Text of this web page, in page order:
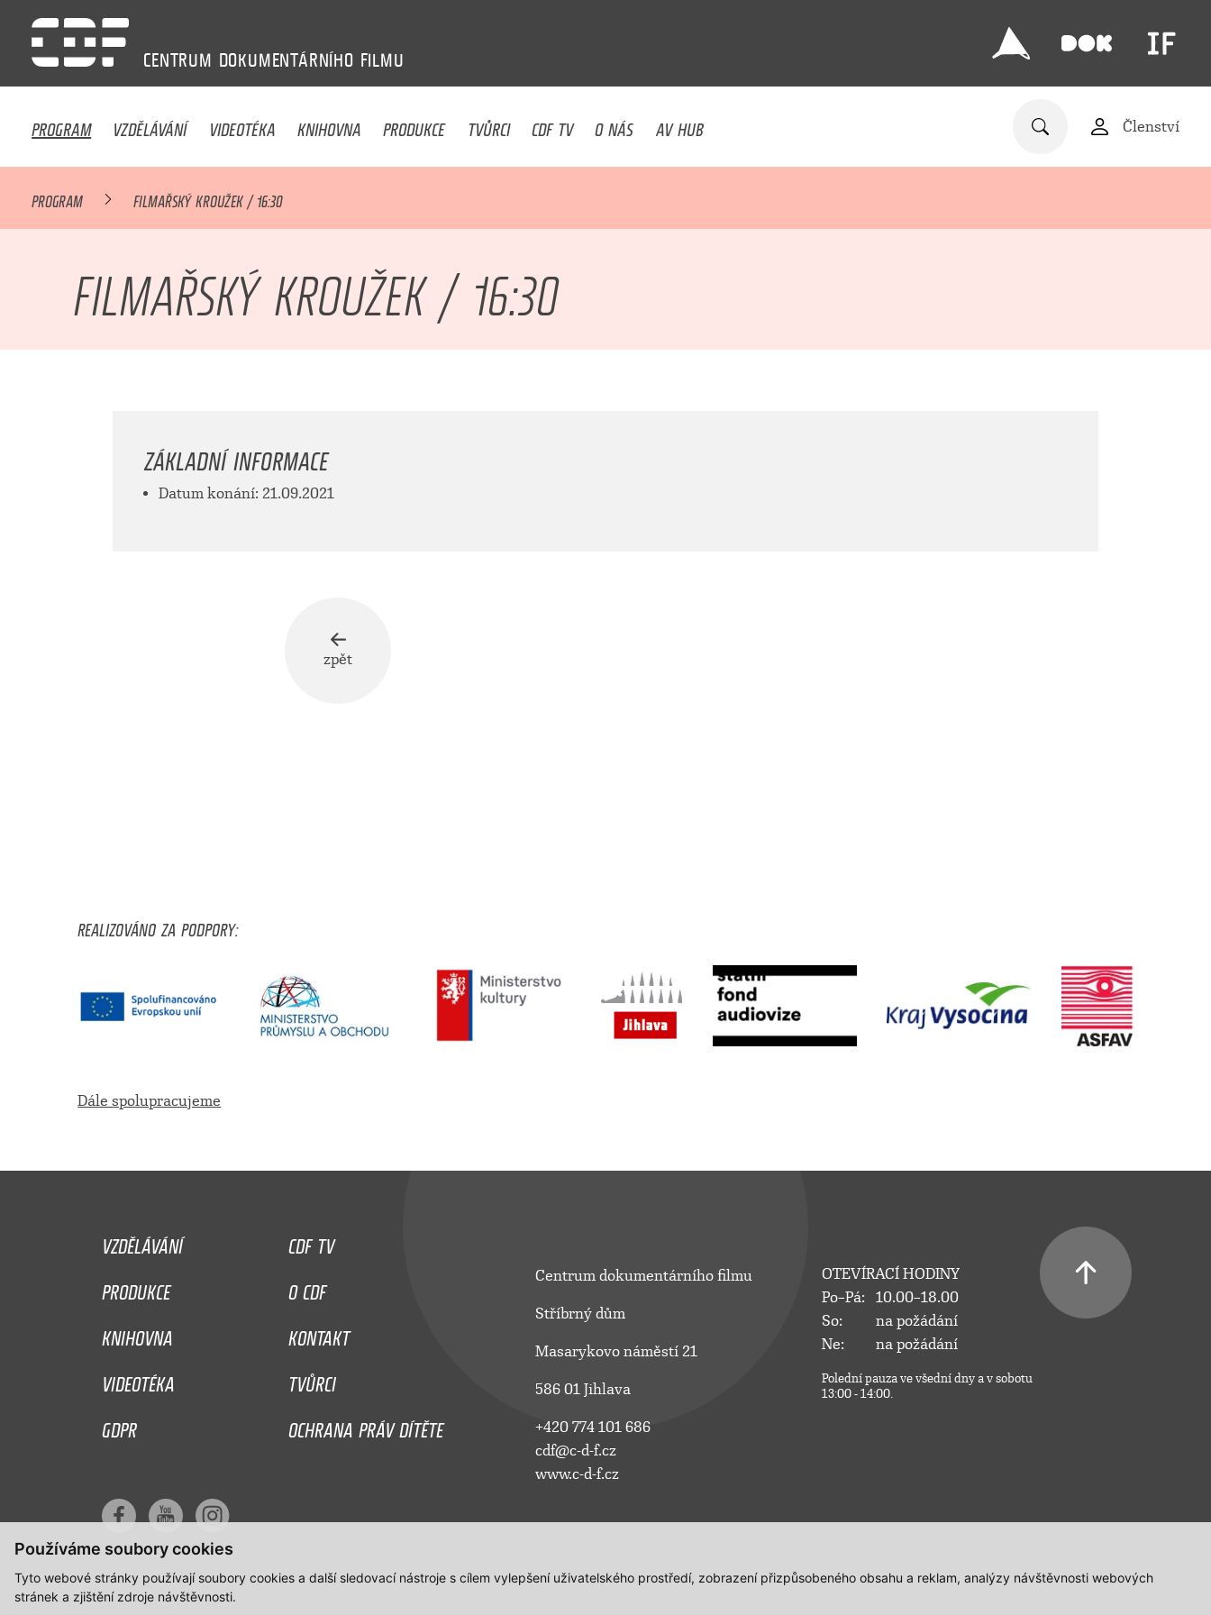
Používáme soubory cookies
Tyto webové stránky používají soubory cookies a další sledovací nástroje s cílem vylepšení uživatelského prostředí, zobrazení přizpůsobeného obsahu a reklam, analýzy návštěvnosti webových
stránek a zjištění zdroje návštěvnosti.
CENTRUM DOKUMENTÁRNÍHO FILMU
PROGRAM VZDĚLÁVÁNÍ VIDEOTÉKA KNIHOVNA PRODUKCE TVŮRCI CDF TV O NÁS AV HUB Členství
PROGRAM FILMAŘSKÝ KROUŽEK / 16:30
FILMAŘSKÝ KROUŽEK / 16:30
ZÁKLADNÍ INFORMACE
Datum konání: 21.09.2021
zpět
REALIZOVÁNO ZA PODPORY:
Dále spolupracujeme
VZDĚLÁVÁNÍ
CDF TV
PRODUKCE
O CDF
KNIHOVNA
KONTAKT
VIDEOTÉKA
TVŮRCI
GDPR
OCHRANA PRÁV DÍTĚTE
Centrum dokumentárního filmu
Stříbrný dům
Masarykovo náměstí 21
586 01 Jihlava
+420 774 101 686
cdf@c-d-f.cz
www.c-d-f.cz
OTEVÍRACÍ HODINY
Po–Pá:
10.00–18.00
So:
na požádání
Ne:
na požádání
Polední pauza ve všední dny a v sobotu
13:00 - 14:00.